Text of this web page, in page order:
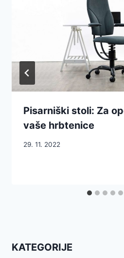
Pisarniški stoli: Za
vaše hrbtenice
29. 11. 2022
KATEGORIJE